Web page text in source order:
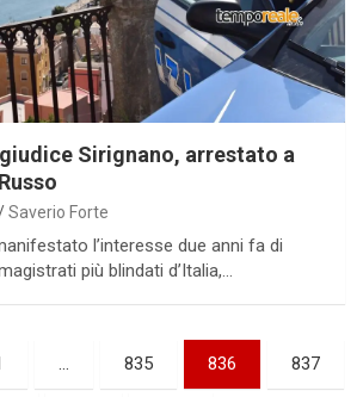
Sirignano, arrestato a
Saverio Forte
l’interesse due anni fa di
più blindati d’Italia,…
… 835 836 837